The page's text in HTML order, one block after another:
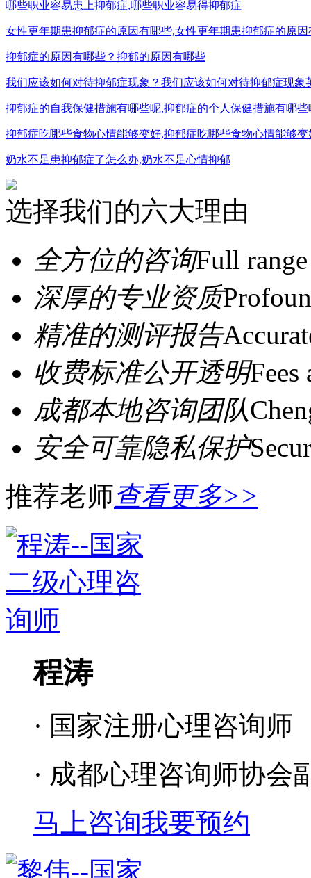
哪些职业容易患上抑郁症,哪些职业容易得抑郁症
女性更年期患抑郁症的原因有哪些,女性更年期患抑郁症的原
抑郁症的原因有哪些？抑郁的原因有哪些
我们应该如何对待抑郁症现象？我们应该如何对待抑郁症现象
抑郁症的自我保健措施有哪些呢,抑郁症的个人保健措施有哪些
抑郁症吃哪些食物心情能够变好,抑郁症吃哪些食物心情能够变
奶水不足患抑郁症了怎么办,奶水不足心情抑郁
选择我们的六大理由
全方位的咨询Full
深厚的专业资质
精准的测评报告
收费标准公开透明Fees
成都本地咨询团队
安全可靠隐私保护
推荐老师查看更多>>
程涛
· 国家注册心理咨询师
· 成都心理咨询师协会
马上咨询我要预约